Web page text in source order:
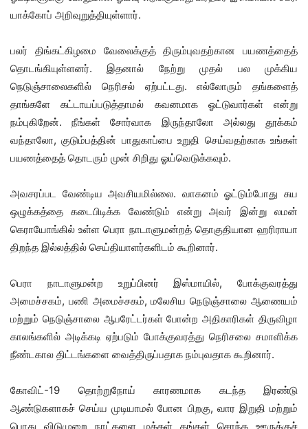
யாக்கோப் அறிவுறுத்தியுள்ளார்.
பலர் திங்கட்கிழமை வேலைக்குத் திரும்புவதற்கான பயணத்தைத்
தொடங்கியுள்ளனர். இதனால் நேற்று முதல் பல முக்கிய
நெடுஞ்சாலைகளில் நெரிசல் ஏற்பட்டது. எல்லோரும் தங்களைத்
தாங்களே கட்டாயப்படுத்தாமல் கவனமாக ஓட்டுவார்கள் என்று
நம்புகிறேன். நீங்கள் சோர்வாக இருந்தாலோ அல்லது தூக்கம்
வந்தாலோ, குடும்பத்தின் பாதுகாப்பை உறுதி செய்வதற்காக உங்கள்
பயணத்தைத் தொடரும் முன் சிறிது ஓய்வெடுக்கவும்.
அவசரப்பட வேண்டிய அவசியமில்லை. வாகனம் ஓட்டும்போது சுய
ஒழுக்கத்தை கடைபிடிக்க வேண்டும் என்று அவர் இன்று லமன்
கெராயோங்கில் உள்ள பெரா நாடாளுமன்றத் தொகுதியான ஹரிராயா
திறந்த இல்லத்தில் செய்தியாளர்களிடம் கூறினார்.
பெரா நாடாளுமன்ற உறுப்பினர் இஸ்மாயில், போக்குவரத்து
அமைச்சகம், பணி அமைச்சகம், மலேசிய நெடுஞ்சாலை ஆணையம்
மற்றும் நெடுஞ்சாலை ஆபரேட்டர்கள் போன்ற அதிகாரிகள் திருவிழா
காலங்களில் அடிக்கடி ஏற்படும் போக்குவரத்து நெரிசலை சமாளிக்க
நீண்டகால திட்டங்களை வைத்திருப்பதாக நம்புவதாக கூறினார்.
கோவிட்-19 தொற்றுநோய் காரணமாக கடந்த இரண்டு
ஆண்டுகளாகச் செய்ய முடியாமல் போன பிறகு, வார இறுதி மற்றும்
பொது விடுமுறை நாட்களை மக்கள் தங்கள் சொந்த ஊருக்குச்